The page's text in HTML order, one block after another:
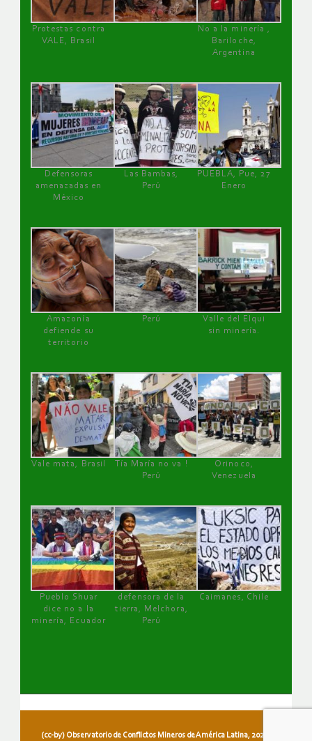
Protestas contra
VALE, Brasil
No a la minería ,
Bariloche,
Argentina
Defensoras
amenazadas en
México
Las Bambas,
Perú
PUEBLA, Pue, 27
Enero
Amazonía
defiende su
territorio
Perú
Valle del Elqui
sin minería.
Vale mata, Brasil
Tía María no va !
Perú
Orinoco,
Venezuela
Pueblo Shuar
dice no a la
minería, Ecuador
defensora de la
tierra, Melchora,
Perú
Caimanes, Chile
(cc-by) Observatorio de Conflictos Mineros de América Latina, 2026